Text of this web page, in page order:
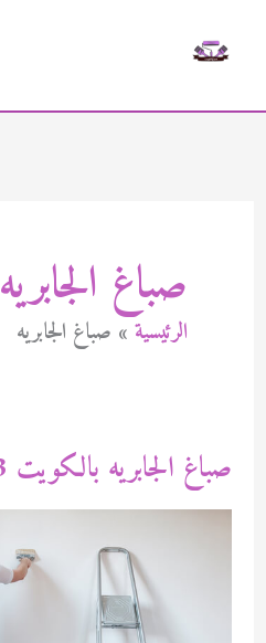
صباغ الجابريه
الرئيسية صباغ الجابريه
صباغ الجابريه بالكويت 94471713